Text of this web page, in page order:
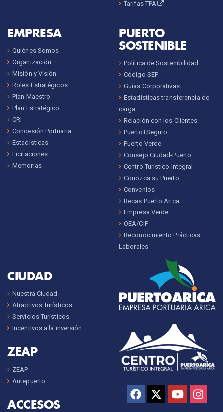
Tarifas TPA
EMPRESA
Quiénes Somos
Organización
Misión y Visión
Roles Estratégicos
Plan Maestro
Plan Estratégico
CRI
Concesión Portuaria
Estadísticas
Licitaciones
Memorias
PUERTO
SOSTENIBLE
Política de Sostenibilidad
Código SEP
Guías Corporativas
Estadísticas transferencia de
carga
Relación con los Clientes
Puerto+Seguro
Puerto Verde
Consejo Ciudad-Puerto
Centro Turístico Integral
Conozca su Puerto
Convenios
Becas Puerto Arica
Empresa Verde
OEA/CIP
Reconocimiento Prácticas
Laborales
CIUDAD
Nuestra Ciudad
Atractivos Turísticos
Servicios Turísticos
Incentivos a la inversión
ZEAP
ZEAP
Antepuerto
ACCESOS